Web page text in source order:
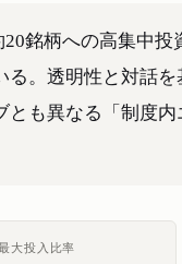
銘柄への高集中投
。透明性と対話
も異なる「制度
大投入比率